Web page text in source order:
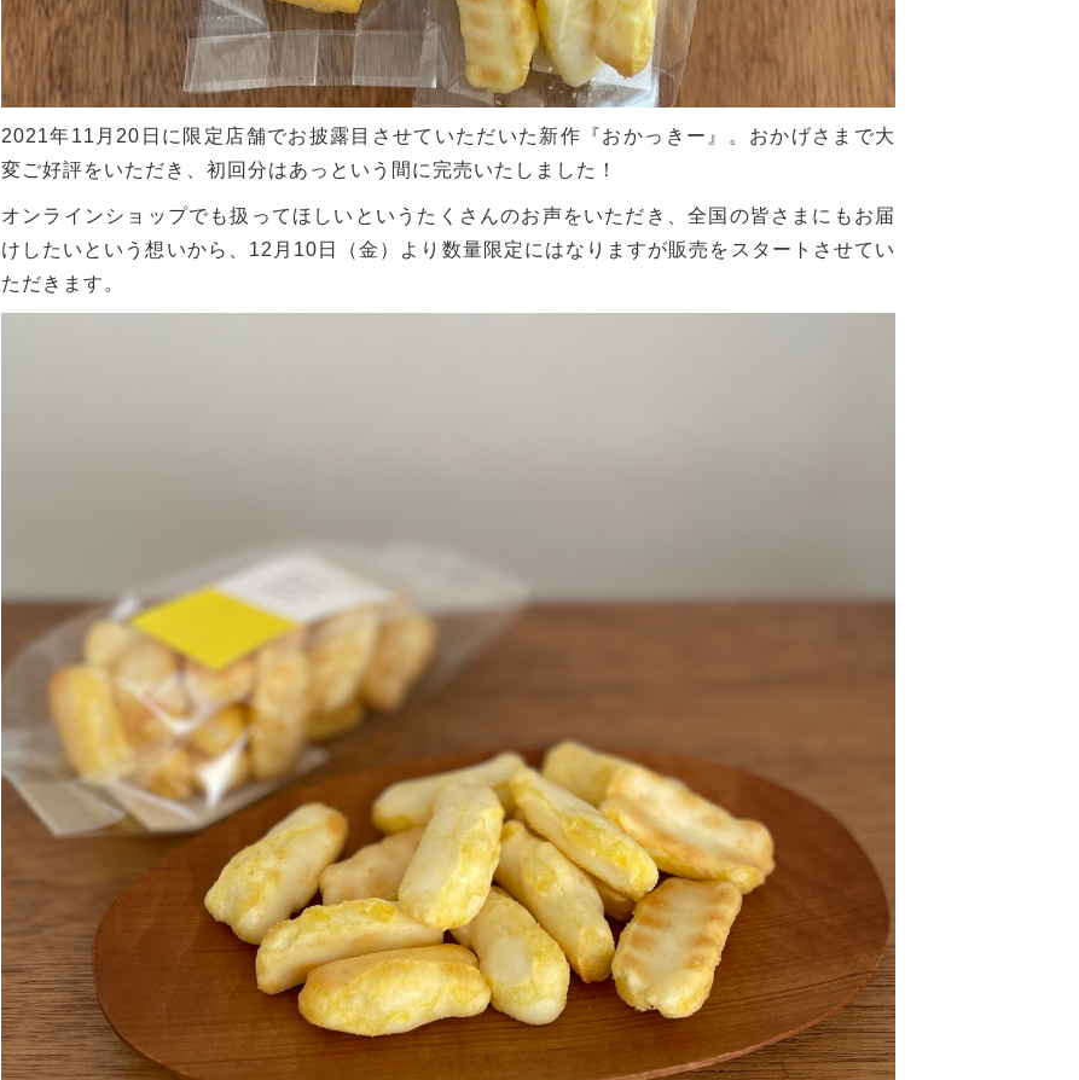
2021年11月20日に限定店舗でお披露目させていただいた新作『おかっきー』。おかげさまで大
変ご好評をいただき、初回分はあっという間に完売いたしました！
オンラインショップでも扱ってほしいというたくさんのお声をいただき、全国の皆さまにもお届
けしたいという想いから、12月10日（金）より数量限定にはなりますが販売をスタートさせてい
ただきます。